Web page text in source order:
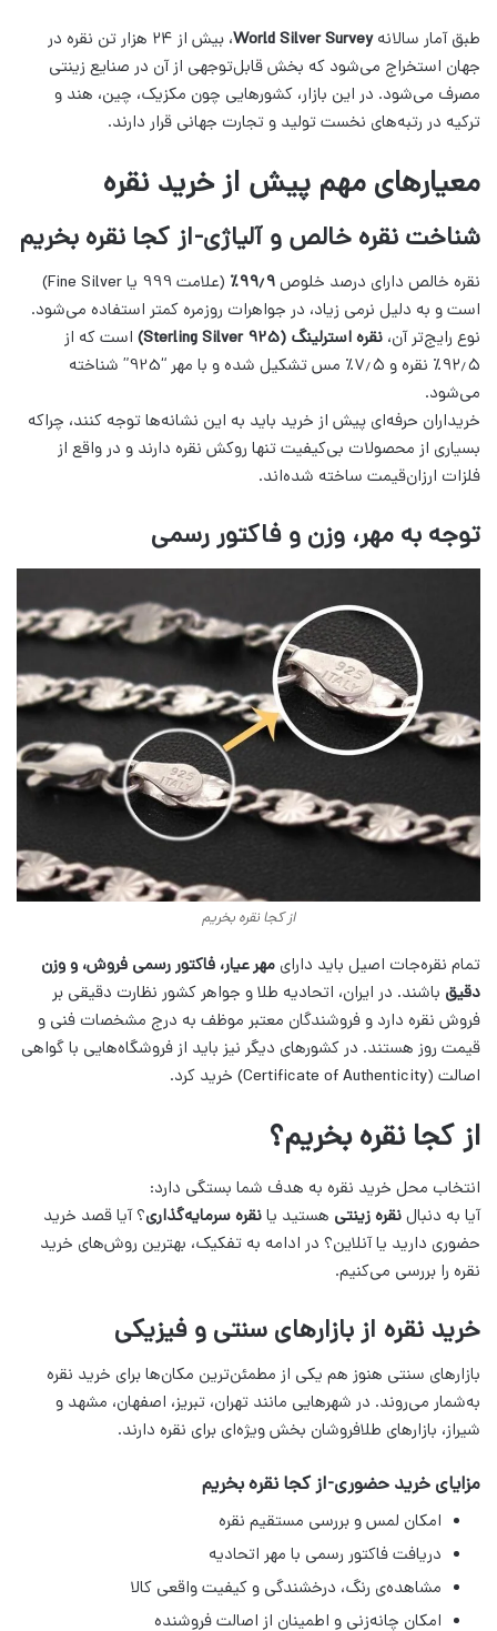
طبق آمار سالانهWorld Silver Survey
، بیش از ۲۴ هزار تن نقره در
جهان استخراج می‌شود که بخش قابل‌توجهی از آن در صنایع زینتی
مصرف می‌شود. در این بازار، کشورهایی چون مکزیک، چین، هند و
ترکیه در رتبه‌های نخست تولید و تجارت جهانی قرار دارند.
معیارهای مهم پیش از خرید نقره
شناخت نقره خالص و آلیاژی-از کجا نقره بخریم
نقره خالص دارای درصد خلوص۹۹٫۹٪
(علامت 999 یا Fine Silver)
است و به دلیل نرمی زیاد، در جواهرات روزمره کمتر استفاده می‌شود.
نوع رایج‌تر آن، نقره استرلینگ (Sterling Silver 925)
است که از
۹۲٫۵٪ نقره و ۷٫۵٪ مس تشکیل شده و با مهر “925” شناخته
می‌شود.
خریداران حرفه‌ای پیش از خرید باید به این نشانه‌ها توجه کنند، چراکه
بسیاری از محصولات بی‌کیفیت تنها روکش نقره دارند و در واقع از
فلزات ارزان‌قیمت ساخته شده‌اند.
توجه به مهر، وزن و فاکتور رسمی
از کجا نقره بخریم
تمام نقره‌جات اصیل باید دارای مهر عیار، فاکتور رسمی فروش، و وزن
دقیق باشند. در ایران، اتحادیه طلا و جواهر کشور نظارت دقیقی بر
فروش نقره دارد و فروشندگان معتبر موظف به درج مشخصات فنی و
قیمت روز هستند. در کشورهای دیگر نیز باید از فروشگاه‌هایی با گواهی
اصالت (Certificate of Authenticity) خرید کرد.
از کجا نقره بخریم؟
انتخاب محل خرید نقره به هدف شما بستگی دارد:
آیا به دنبالنقره زینتی هستید یانقره سرمایه‌گذاری؟ آیا قصد خرید
حضوری دارید یا آنلاین؟ در ادامه به تفکیک، بهترین روش‌های خرید
نقره را بررسی می‌کنیم.
خرید نقره از بازارهای سنتی و فیزیکی
بازارهای سنتی هنوز هم یکی از مطمئن‌ترین مکان‌ها برای خرید نقره
به‌شمار می‌روند. در شهرهایی مانند تهران، تبریز، اصفهان، مشهد و
شیراز، بازارهای طلافروشان بخش ویژه‌ای برای نقره دارند.
مزایای خرید حضوری-از کجا نقره بخریم
امکان لمس و بررسی مستقیم نقره
دریافت فاکتور رسمی با مهر اتحادیه
مشاهده‌ی رنگ، درخشندگی و کیفیت واقعی کالا
امکان چانه‌زنی و اطمینان از اصالت فروشنده